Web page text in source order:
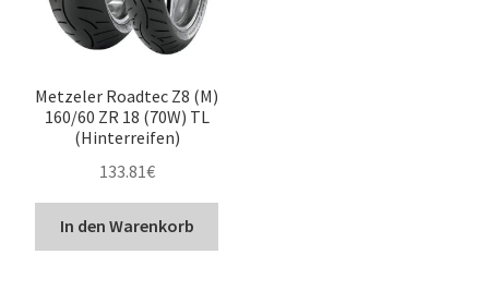
Metzeler Roadtec Z8 (M)
160/60 ZR 18 (70W) TL
(Hinterreifen)
133.81€
In den Warenkorb